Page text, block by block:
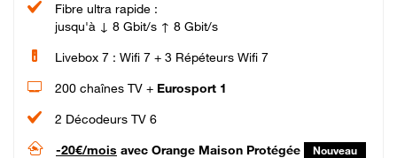
Fibre ultra rapide :
jusqu'à ↓ 8 Gbit/s ↑ 8 Gbit/s
Livebox 7 : Wifi 7 + 3 Répéteurs Wifi 7
200 chaînes TV + Eurosport 1
2 Décodeurs TV 6
-20€/mois avec Orange Maison Protégée Nouveau